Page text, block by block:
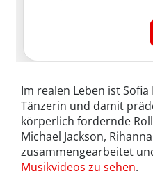
Im realen Leben ist
Tänzerin und damit
körperlich fordernde
Michael Jackson,
zusammengearbeitet
Musikvideos zu sehen.